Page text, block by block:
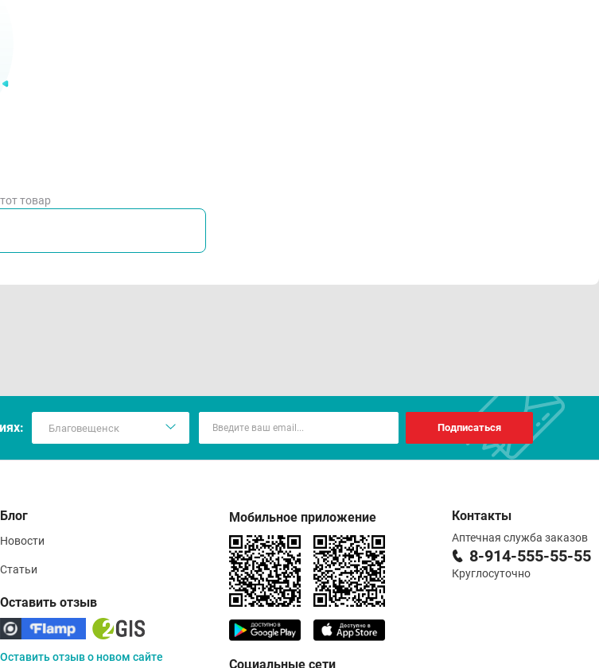
товар
Подписаться
Блог
Новости
Статьи
Оставить отзыв
Оставить отзыв о новом сайте
Мобильное приложение
Социальные сети
Контакты
Аптечная служба заказов
8-914-555-55-55
Круглосуточно